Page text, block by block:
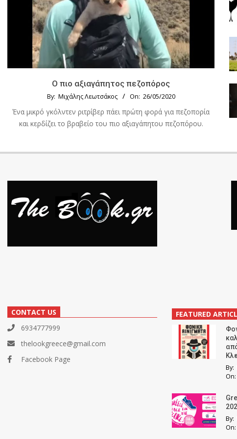
Ο πιο αξιαγάπητος πεζοπόρος
By: Μιχάλης Λεωτσάκος On: 26/05/2020
Ένα μικρό γκόλντεν ριτρίβερ πάει πρώτη φορά για πεζοπορία
και κερδίζει το βραβείο του πιο αξιαγάπητου πεζοπόρου.
CONTACT US
6934777999
thelookgreece@gmail.com
Facebook Page
FEATURED
By:
On:
By:
On: